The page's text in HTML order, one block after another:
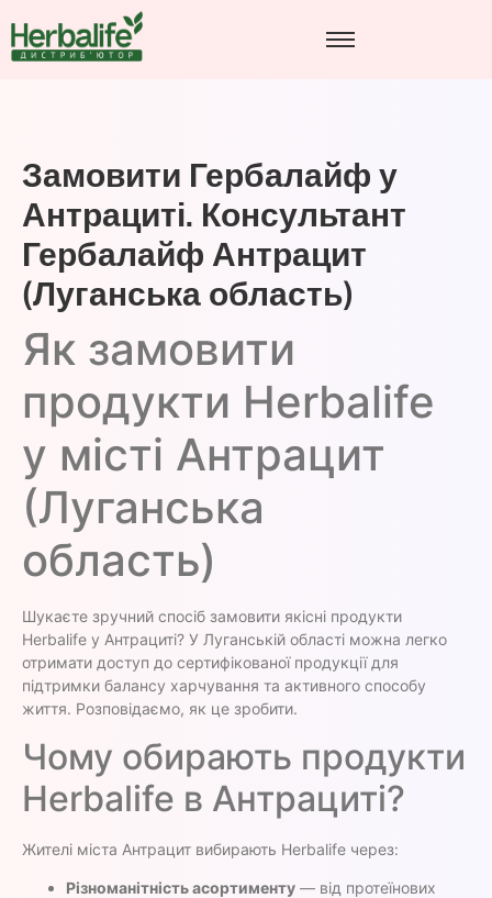
Замовити Гербалайф у
Антрациті. Консультант
Гербалайф Антрацит
(Луганська область)
Як замовити
продукти Herbalife
у місті Антрацит
(Луганська
область)
Шукаєте зручний спосіб замовити якісні продукти
Herbalife у Антрациті? У Луганській області можна легко
отримати доступ до сертифікованої продукції для
підтримки балансу харчування та активного способу
життя. Розповідаємо, як це зробити.
Чому обирають продукти
Herbalife в Антрациті?
Жителі міста Антрацит вибирають Herbalife через:
Різноманітність асортименту — від протеїнових